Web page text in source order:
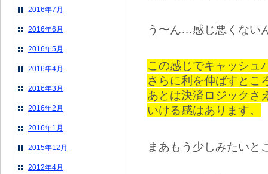
う〜ん…感じ悪くない
この感じでキャッシュ
さらに利を伸ばすとこ
あとは決済ロジックさ
いける感はあります。
まあもう少しみたいと
2016年7月
2016年6月
2016年5月
2016年4月
2016年3月
2016年2月
2016年1月
2015年12月
2012年4月